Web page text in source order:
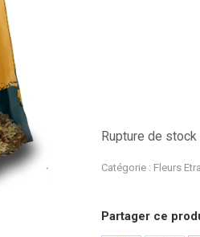
Rupture de stock
Catégorie : Fleurs
Partager ce